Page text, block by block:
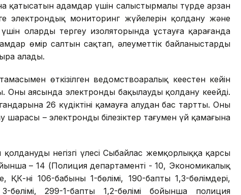
қатысатын адамдар үшін салыстырмалы түрде арзан
электрондық мониторинг жүйелерін қолдану және
оларды тергеу изоляторында ұстауға қарағанда
өмір салтын сақтап, әлеуметтік байланыстарды
алады.
өткізілген ведомствоаралық кеңестен кейін
аясында электронды бақылауды қолдану кеңейді.
26 күдіктініқамауға алудан бас тартты. Оның
шарасы – электронды білезіктер тағумен үй қамағына
негізгі үлесі Сыбайлас жемқорлыққа қарсы
– 14 (Полиция департаменті -10, Экономикалық
ҚК-нің 106-бабының 1-бөлімі, 190-баптың 1,3-бөлімдері,
бөлімі, 299-1-баптың 1,2-бөлімі бойынша полиция